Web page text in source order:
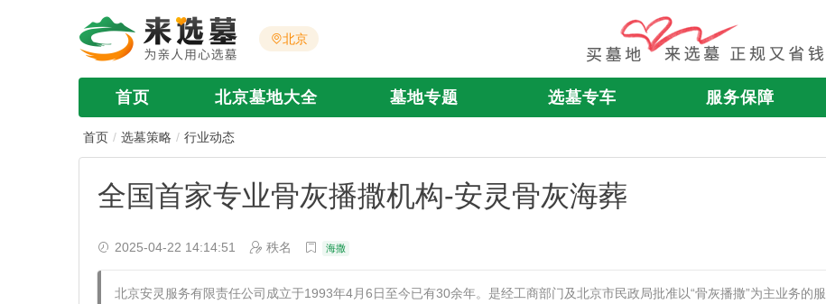
北京
首页 北京墓地大全 墓地专题 选墓专车 服务保障
首页 选墓策略 行业动态
全国首家专业骨灰播撒机构-安灵骨灰海葬
2025-04-22 14:14:51 秩名 海撒
​北京安灵服务有限责任公司成立于1993年4月6日至今已有30余年。是经工商部门及北京市民政局批准以“骨灰播撒”为主业务的服